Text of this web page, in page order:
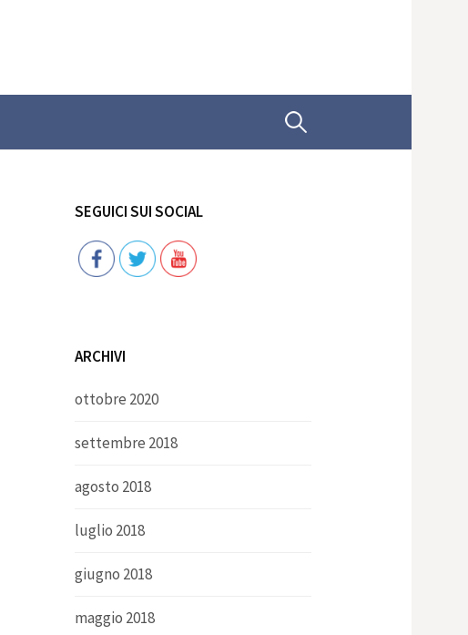
Ricerca
SEGUICI SUI SOCIAL
Follow
ARCHIVI
ottobre 2020
settembre 2018
agosto 2018
luglio 2018
giugno 2018
maggio 2018